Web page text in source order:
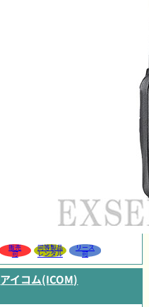
販売
可
同等製品
レンタル
リース
可
アイコム(ICOM)